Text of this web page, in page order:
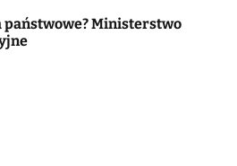
państwowe? Ministerstwo